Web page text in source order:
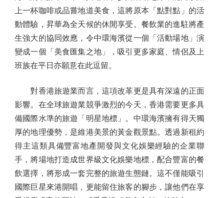
上一杯咖啡或品嘗地道美食，這將原本「點對點」的活
動體驗，昇華為全天候的休閒享受。餐飲業的進駐將產
生強大的協同效應，令中環海濱從一個「活動場地」演
變成一個「美食匯集之地」，吸引更多家庭、情侶及上
班族在平日亦願意在此逗留。
對香港旅遊業而言，這項改革更是具有深遠的正面
影響。在全球旅遊業競爭激烈的今天，香港需要更多具
備國際水準的旅遊「明星地標」。中環海濱擁有得天獨
厚的地理優勢，是維港美景的黃金觀景點。透過新租約
得主這類具備豐富地產開發與文化娛樂經驗的企業聯
手，將場地打造成世界級文化娛樂地標，配合豐富的餐
飲選擇，將形成一套完整的旅遊生態鏈。這不僅能吸引
國際巨星來港開唱，更能留住旅客的腳步，讓他們在享